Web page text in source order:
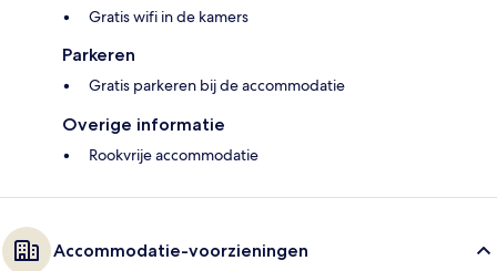
Gratis wifi in de kamers
Parkeren
Gratis parkeren bij de accommodatie
Overige informatie
Rookvrije accommodatie
Accommodatie-voorzieningen